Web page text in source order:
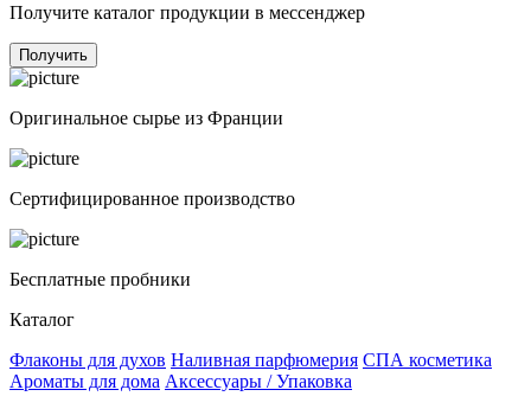
Получите каталог продукции в мессенджер
Получить
Оригинальное сырье из Франции
Сертифицированное производство
Бесплатные пробники
Каталог
Флаконы для духов Наливная парфюмерия СПА косметика
Ароматы для дома Аксессуары / Упаковка